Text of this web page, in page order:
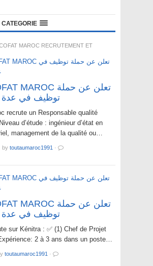
CATEGORIE
MAROC RECRUTEMENT ET
توظيف في
recrute un Responsable qualité
d’étude : ingénieur d’état en
management de la qualité ou…
by toutaumaroc1991 ·
توظيف في
sur Kénitra : ✅ (1) Chef de Projet
2 à 3 ans dans un poste…
toutaumaroc1991 ·